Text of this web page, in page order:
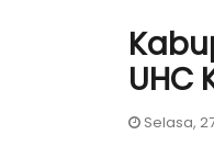
UHC
Selasa,